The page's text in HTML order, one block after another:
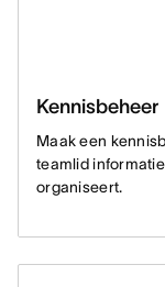
Kennisbeheer
Maak een
teamlid
organiseert.